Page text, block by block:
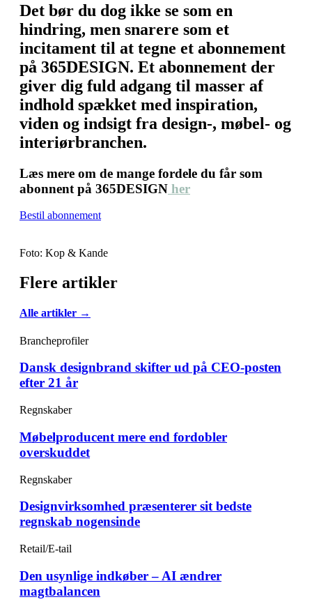
Det bør du dog ikke se som en
hindring, men snarere som et
incitament til at tegne et abonnement
på 365DESIGN. Et abonnement der
giver dig fuld adgang til masser af
indhold spækket med inspiration,
viden og indsigt fra design-, møbel- og
interiørbranchen.
Læs mere om de mange fordele du får som
abonnent på 365DESIGN her
Bestil abonnement
Foto: Kop & Kande
Flere artikler
Alle artikler →
Brancheprofiler
Dansk designbrand skifter ud på CEO-posten
efter 21 år
Regnskaber
Møbelproducent mere end fordobler
overskuddet
Regnskaber
Designvirksomhed præsenterer sit bedste
regnskab nogensinde
Retail/E-tail
Den usynlige indkøber – AI ændrer
magtbalancen